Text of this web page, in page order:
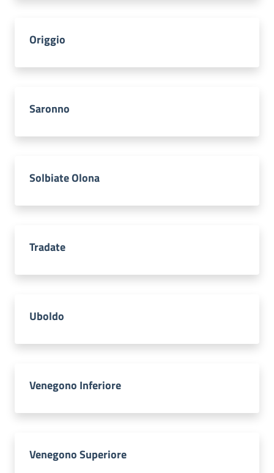
Origgio
Saronno
Solbiate Olona
Tradate
Uboldo
Venegono Inferiore
Venegono Superiore